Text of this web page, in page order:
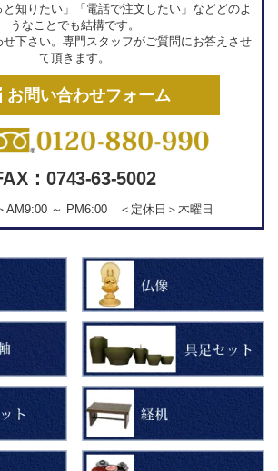
と知りたい」「電話で注文したい」などどのよ
うなことでも結構です。
下さい。専門スタッフがご質問にお答えさせ
て頂きます。
お問い合わせフォーム
：0743-63-5002
AM9:00 ～ PM6:00 ＜定休日＞木曜日